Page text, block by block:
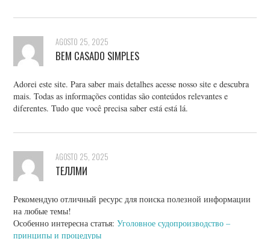
AGOSTO 25, 2025
BEM CASADO SIMPLES
Adorei este site. Para saber mais detalhes acesse nosso site e descubra
mais. Todas as informações contidas são conteúdos relevantes e
diferentes. Tudo que você precisa saber está está lá.
AGOSTO 25, 2025
ТЕЛЛМИ
Рекомендую отличный ресурс для поиска полезной информации
на любые темы!
Особенно интересна статья:Уголовное судопроизводство –
принципы и процедуры